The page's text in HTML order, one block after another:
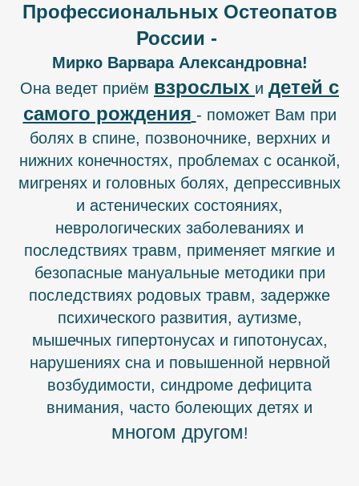
Профессиональных Остеопатов
России -
Мирко Варвара Александровна!
Она ведет приём взрослых и детей с
самого рождения - поможет Вам при
болях в спине, позвоночнике, верхних и
нижних конечностях, проблемах с осанкой,
мигренях и головных болях, депрессивных
и астенических состояниях,
неврологических заболеваниях и
последствиях травм, применяет мягкие и
безопасные мануальные методики при
последствиях родовых травм, задержке
психического развития, аутизме,
мышечных гипертонусах и гипотонусах,
нарушениях сна и повышенной нервной
возбудимости, синдроме дефицита
внимания, часто болеющих детях и
многом другом!